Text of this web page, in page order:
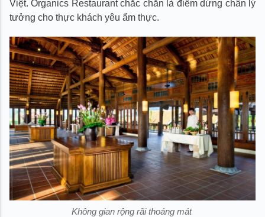
Việt. Organics Restaurant chắc chắn là điểm dừng chân lý
tưởng cho thực khách yêu ẩm thực.
Không gian rộng rãi thoáng mát